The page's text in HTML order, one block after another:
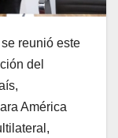
reunió este
del
América